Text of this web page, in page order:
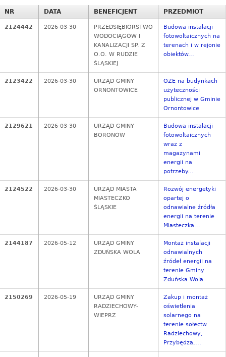
NR DATA BENEFICJENT PRZEDMIOT
2124442 2026-03-30
PRZEDSIĘBIORSTWO
WODOCIĄGÓW I
KANALIZACJI SP. Z
O.O. W RUDZIE
ŚLĄSKIEJ
Budowa instalacji
fotowoltaicznych na
terenach i w rejonie
obiektów...
2123422 2026-03-30
URZĄD GMINY
ORNONTOWICE
OZE na budynkach
użyteczności
publicznej w Gminie
Ornontowice
2129621 2026-03-30
URZĄD GMINY
BORONÓW
Budowa instalacji
fotowoltaicznych
wraz z
magazynami
energii na
potrzeby...
2124522 2026-03-30
URZĄD MIASTA
MIASTECZKO
ŚLĄSKIE
Rozwój energetyki
opartej o
odnawialne źródła
energii na terenie
Miasteczka...
2144187 2026-05-12
URZĄD GMINY
ZDUŃSKA WOLA
Montaż instalacji
odnawialnych
źródeł energii na
terenie Gminy
Zduńska Wola.
2150269 2026-05-19
URZĄD GMINY
RADZIECHOWY-
WIEPRZ
Zakup i montaż
oświetlenia
solarnego na
terenie sołectw
Radziechowy,
Przybędza,...